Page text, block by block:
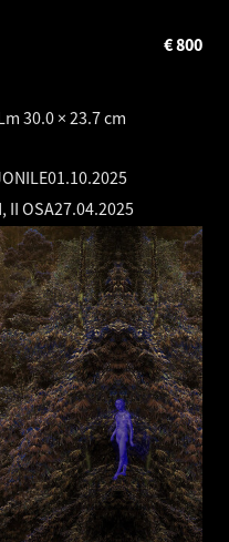
30.0 × 23.7 cm
800
€
01.10.2025
II OSA27.04.2025